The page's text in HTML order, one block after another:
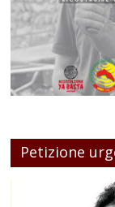
Petizione